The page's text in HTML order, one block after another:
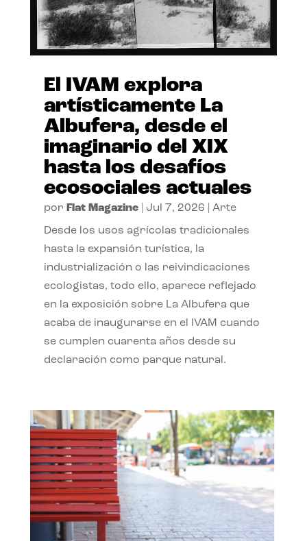
El IVAM explora
artísticamente La
Albufera, desde el
imaginario del XIX
hasta los desafíos
ecosociales actuales
por Flat Magazine| Jul 7, 2026 Arte
Desde los usos agrícolas tradicionales
hasta la expansión turística, la
industrialización o las reivindicaciones
ecologistas, todo ello, aparece reflejado
en la exposición sobre La Albufera que
acaba de inaugurarse en el IVAM cuando
se cumplen cuarenta años desde su
declaración como parque natural.